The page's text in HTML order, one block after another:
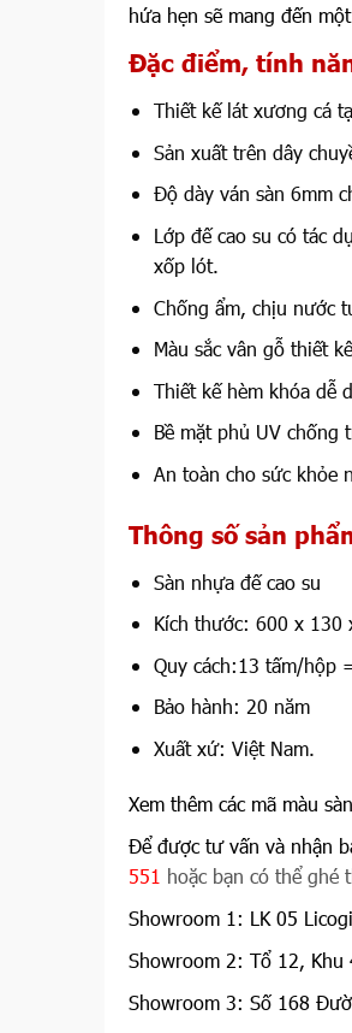
hứa hẹn sẽ mang đến
Đặc điểm, tính
Thiết kế lát xương cá
Sản xuất trên dây
Độ dày ván sàn 6mm
Lớp đế cao su có tác
xốp lót.
Chống ẩm, chịu nước
Màu sắc vân gỗ thiết
Thiết kế hèm khóa dễ
Bề mặt phủ UV chống
An toàn cho sức khỏe
Thông số sản
Sàn nhựa đế cao su
Kích thước: 600 x 130
Quy cách:13 tấm/hộp
Bảo hành: 20 năm
Xuất xứ: Việt Nam.
Xem thêm các mã màu
Để được tư vấn và nhận
551 hoặc bạn có thể ghé
Showroom 1: LK 05
Showroom 2: Tổ 12, Khu
Showroom 3: Số 168